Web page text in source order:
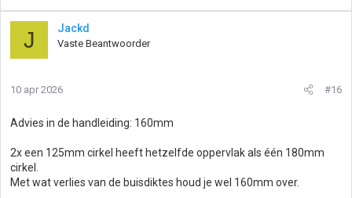
J Jackd
Vaste Beantwoorder
10 apr 2026 #16
Advies in de handleiding: 160mm
2x een 125mm cirkel heeft hetzelfde oppervlak als één 180mm
cirkel.
Met wat verlies van de buisdiktes houd je wel 160mm over.